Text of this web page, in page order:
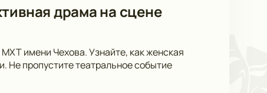
драма на сцене
имени Чехова. Узнайте, как женская
Не пропустите театральное событие